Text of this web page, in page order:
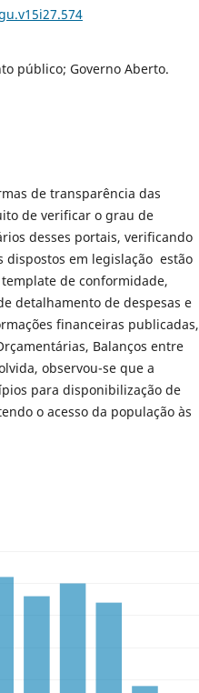
público; Governo Aberto.
de transparência das
de verificar o grau de
desses portais, verificando
dispostos em legislação estão
de conformidade,
detalhamento de despesas e
financeiras publicadas,
Balanços entre
observou-se que a
para disponibilização de
o acesso da população às